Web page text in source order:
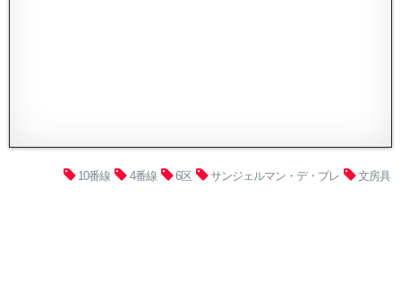
10番線 4番線 6区 サンジェルマン・デ・プレ 文房具